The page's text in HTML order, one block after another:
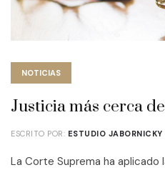
NOTICIAS
Justicia más cerca
ESCRITO POR: ESTUDIO JABORNICKY
La Corte Suprema ha